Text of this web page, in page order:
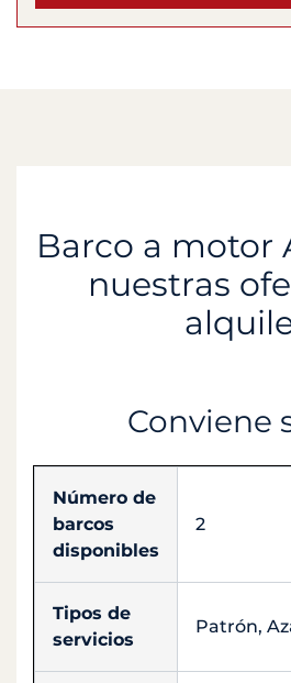
Barco a motor
nuestras
Conviene
Número de
barcos
disponibles
2
Tipos de
servicios
Patrón,